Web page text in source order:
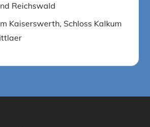
Reichswald
Kaiserswerth, Schloss Kalkum